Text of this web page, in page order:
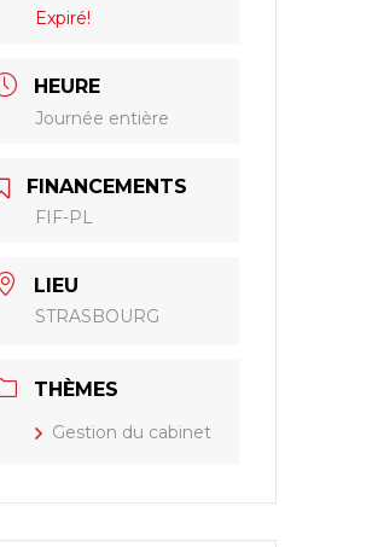
Expiré!
HEURE
Journée entière
FINANCEMENTS
FIF-PL
LIEU
STRASBOURG
THÈMES
Gestion du cabinet